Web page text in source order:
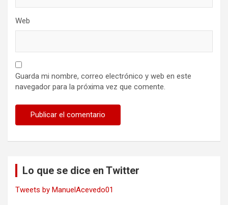
Web
Guarda mi nombre, correo electrónico y web en este
navegador para la próxima vez que comente.
Lo que se dice en Twitter
Tweets by ManuelAcevedo01